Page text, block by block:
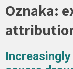
Oznaka: